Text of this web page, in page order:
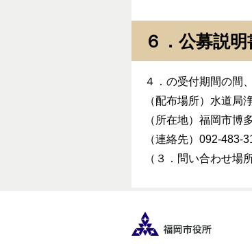
６．公募説明
４．の受付期間の間
（配布場所）水道局
（所在地）福岡市博
（連絡先）092-483-
（３．問い合わせ場